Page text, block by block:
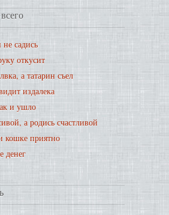
садись
откусит
а татарин съел
издалека
и ушло
а родись счастливой
кошке приятно
денег